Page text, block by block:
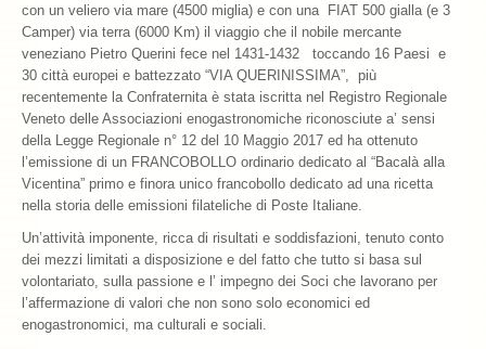
con un veliero via mare (4500 miglia) e con una FIAT 500 gialla (e 3
Camper) via terra (6000 Km) il viaggio che il nobile mercante
veneziano Pietro Querini fece nel 1431-1432 toccando 16 Paesi e
30 città europei e battezzato “VIA QUERINISSIMA”, più
recentemente la Confraternita è stata iscritta nel Registro Regionale
Veneto delle Associazioni enogastronomiche riconosciute a’ sensi
della Legge Regionale n° 12 del 10 Maggio 2017 ed ha ottenuto
l’emissione di un FRANCOBOLLO ordinario dedicato al “Bacalà alla
Vicentina” primo e finora unico francobollo dedicato ad una ricetta
nella storia delle emissioni filateliche di Poste Italiane.
Un’attività imponente, ricca di risultati e soddisfazioni, tenuto conto
dei mezzi limitati a disposizione e del fatto che tutto si basa sul
volontariato, sulla passione e l’ impegno dei Soci che lavorano per
l’affermazione di valori che non sono solo economici ed
enogastronomici, ma culturali e sociali.